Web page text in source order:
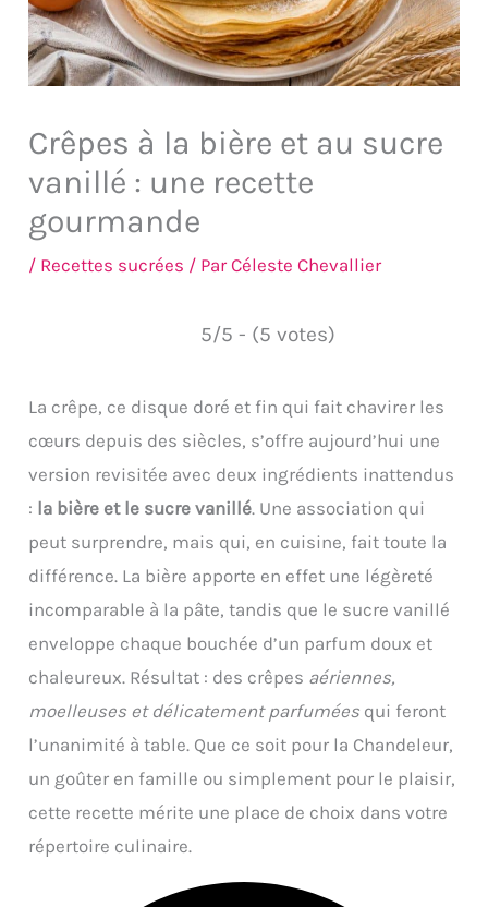
Crêpes à la bière et au sucre
vanillé : une recette
gourmande
/ Recettes sucrées / ParCéleste Chevallier
5/5 - (5 votes)
La crêpe, ce disque doré et fin qui fait chavirer les
cœurs depuis des siècles, s’offre aujourd’hui une
version revisitée avec deux ingrédients inattendus
: la bière et le sucre vanillé. Une association qui
peut surprendre, mais qui, en cuisine, fait toute la
différence. La bière apporte en effet une légèreté
incomparable à la pâte, tandis que le sucre vanillé
enveloppe chaque bouchée d’un parfum doux et
chaleureux. Résultat : des crêpes aériennes,
moelleuses et délicatement parfumées qui feront
l’unanimité à table. Que ce soit pour la Chandeleur,
un goûter en famille ou simplement pour le plaisir,
cette recette mérite une place de choix dans votre
répertoire culinaire.